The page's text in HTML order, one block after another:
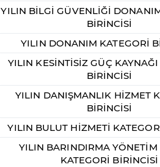
YILIN BİLGİ GÜVENLİĞİ
BİRİNCİSİ
YILIN DONANIM KATEGORİ
YILIN KESİNTİSİZ GÜÇ
BİRİNCİSİ
YILIN DANIŞMANLIK HİZMET
BİRİNCİSİ
YILIN BULUT HİZMETİ
YILIN BARINDIRMA
KATEGORİ BİRİNCİSİ